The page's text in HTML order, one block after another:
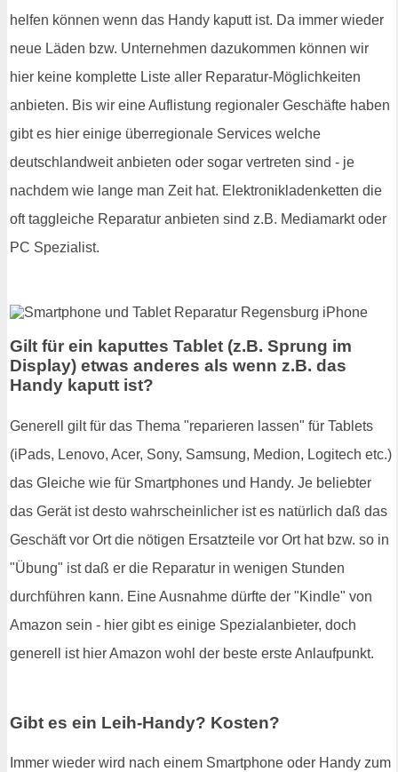
helfen können wenn das Handy kaputt ist. Da immer wieder
neue Läden bzw. Unternehmen dazukommen können wir
hier keine komplette Liste aller Reparatur-Möglichkeiten
anbieten. Bis wir eine Auflistung regionaler Geschäfte haben
gibt es hier einige überregionale Services welche
deutschlandweit anbieten oder sogar vertreten sind - je
nachdem wie lange man Zeit hat. Elektronikladenketten die
oft taggleiche Reparatur anbieten sind z.B. Mediamarkt oder
PC Spezialist.
Gilt für ein kaputtes Tablet (z.B. Sprung im
Display) etwas anderes als wenn z.B. das
Handy kaputt ist?
Generell gilt für das Thema "reparieren lassen" für Tablets
(iPads, Lenovo, Acer, Sony, Samsung, Medion, Logitech etc.)
das Gleiche wie für Smartphones und Handy. Je beliebter
das Gerät ist desto wahrscheinlicher ist es natürlich daß das
Geschäft vor Ort die nötigen Ersatzteile vor Ort hat bzw. so in
"Übung" ist daß er die Reparatur in wenigen Stunden
durchführen kann. Eine Ausnahme dürfte der "Kindle" von
Amazon sein - hier gibt es einige Spezialanbieter, doch
generell ist hier Amazon wohl der beste erste Anlaufpunkt.
Gibt es ein Leih-Handy? Kosten?
Immer wieder wird nach einem Smartphone oder Handy zum